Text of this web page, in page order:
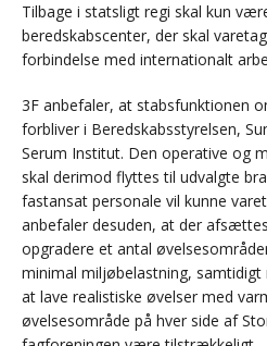
Tilbage i statsligt regi skal kun
beredskabscenter, der skal
forbindelse med internationalt
3F anbefaler, at stabsfunktionen
forbliver i Beredskabsstyrelsen,
Serum Institut. Den operative og
skal derimod flyttes til udvalgte
fastansat personale vil kunne
anbefaler desuden, at der
opgradere et antal
minimal miljøbelastning,
at lave realistiske øvelser med
øvelsesområde på hver side af